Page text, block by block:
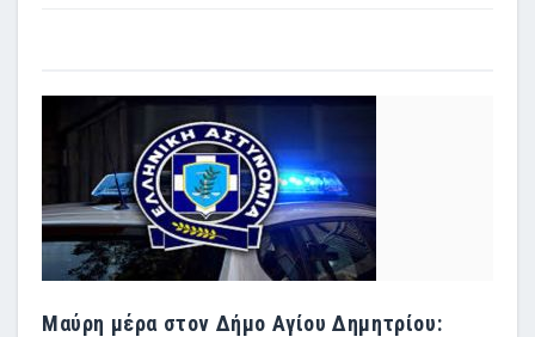
Μαύρη μέρα στον Δήμο Αγίου Δημητρίου: